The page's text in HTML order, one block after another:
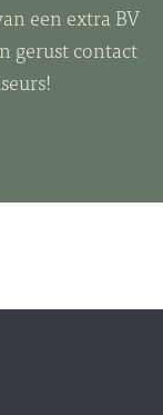
een extra BV
gerust contact